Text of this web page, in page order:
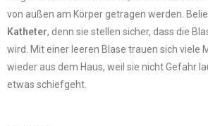
von außen am Körper getragen werden.
Katheter, denn sie stellen sicher, dass die
wird. Mit einer leeren Blase trauen sich viele
wieder aus dem Haus, weil sie nicht Gefahr
etwas schiefgeht.